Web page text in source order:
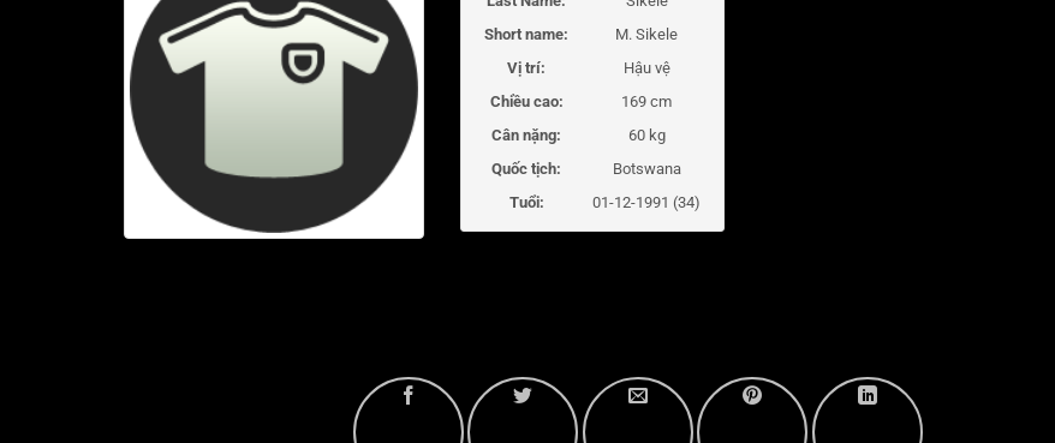
Short name:
M. Sikele
Vị trí:
Hậu vệ
Chiều cao:
169 cm
Cân nặng:
60 kg
Quốc tịch:
Botswana
Tuổi:
01-12-1991 (34)